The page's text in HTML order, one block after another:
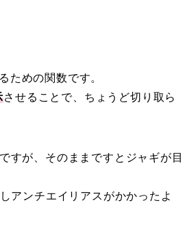
ための関数です。
させることで、ちょうど切り取ら
が、そのままですとジャギが目
アンチエイリアスがかかったよ